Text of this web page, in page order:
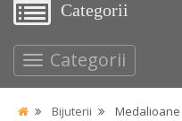
Categorii
Categorii
Bijuterii Medalioane